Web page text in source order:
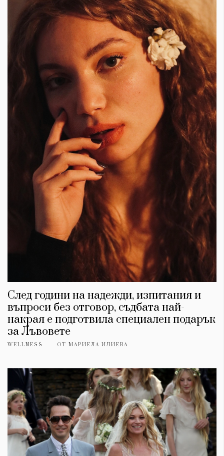
След години на надежди, изпитания и
въпроси без отговор, съдбата най-
накрая е подготвила специален подарък
за Лъвовете
WELLNESS ОТ МАРИЕЛА ИЛИЕВА